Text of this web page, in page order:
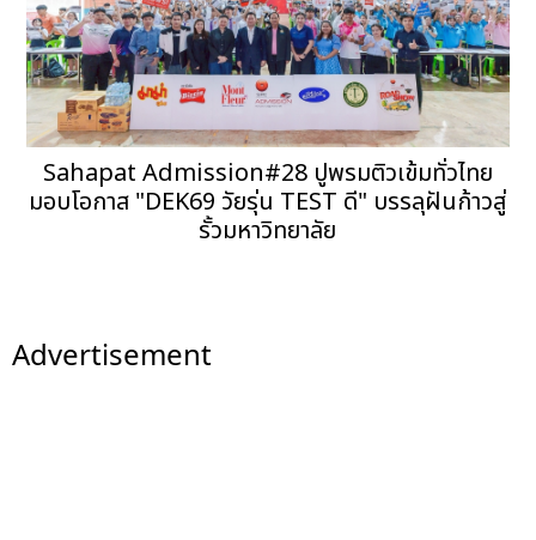
Sahapat Admission#28 ปูพรมติวเข้มทั่วไทย
มอบโอกาส "DEK69 วัยรุ่น TEST ดี" บรรลุฝันก้าวสู่
รั้วมหาวิทยาลัย
Advertisement